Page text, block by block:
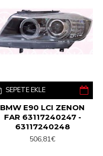
BMW E90 LCI ZENON
FAR 63117240247 -
63117240248
506,81€
SEPETE EKLE